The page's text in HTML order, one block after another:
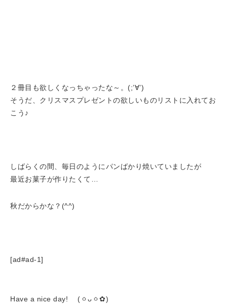
２冊目も欲しくなっちゃったな～。(;’∀’)
そうだ、クリスマスプレゼントの欲しいものリストに入れてお
こう♪
しばらくの間、毎日のようにパンばかり焼いていましたが
最近お菓子が作りたくて…
秋だからかな？(^^)
[ad#ad-1]
Have a nice day! (ㆁᴗㆁ✿)